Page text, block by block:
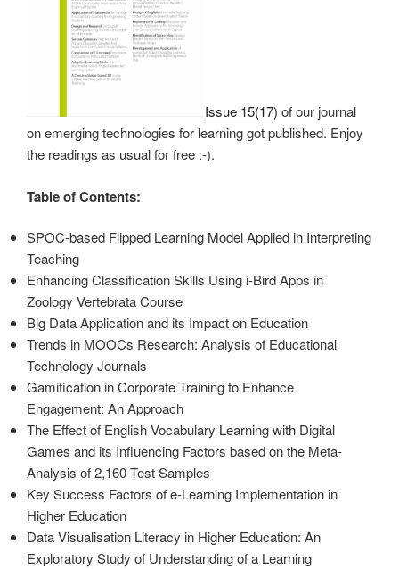
Issue 15(17) of our journal
on emerging technologies for learning got published. Enjoy
the readings as usual for free :-).
Table of Contents:
SPOC-based Flipped Learning Model Applied in Interpreting
Teaching
Enhancing Classification Skills Using i-Bird Apps in
Zoology Vertebrata Course
Big Data Application and its Impact on Education
Trends in MOOCs Research: Analysis of Educational
Technology Journals
Gamification in Corporate Training to Enhance
Engagement: An Approach
The Effect of English Vocabulary Learning with Digital
Games and its Influencing Factors based on the Meta-
Analysis of 2,160 Test Samples
Key Success Factors of e-Learning Implementation in
Higher Education
Data Visualisation Literacy in Higher Education: An
Exploratory Study of Understanding of a Learning